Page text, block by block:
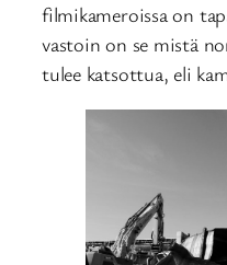
filmikameroissa on
vastoin on se mistä
tulee katsottua, eli